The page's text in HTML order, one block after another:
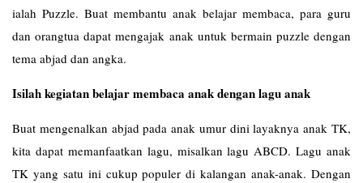
ialah Puzzle. Buat membantu anak belajar membaca, para guru
dan orangtua dapat mengajak anak untuk bermain puzzle dengan
tema abjad dan angka.
Isilah kegiatan belajar membaca anak dengan lagu anak
Buat mengenalkan abjad pada anak umur dini layaknya anak TK,
kita dapat memanfaatkan lagu, misalkan lagu ABCD. Lagu anak
TK yang satu ini cukup populer di kalangan anak-anak. Dengan